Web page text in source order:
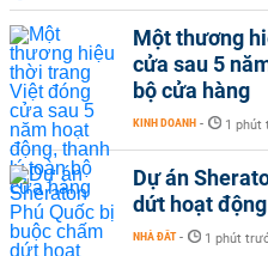
Một thương
cửa sau 5
bộ cửa hàng
KINH DOANH - 1 phút
Dự án
dứt hoạt động
NHÀ ĐẤT - 1 phút